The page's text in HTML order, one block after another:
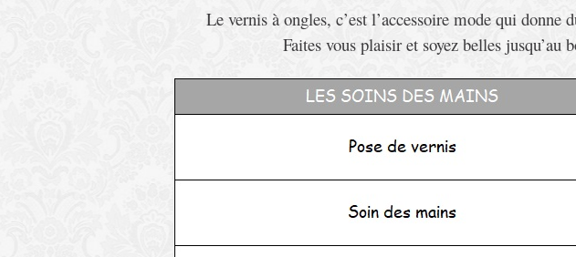
Le vernis à ongles, c’est l’accessoire mode qui donne
Faites vous plaisir et soyez belles jusqu’au